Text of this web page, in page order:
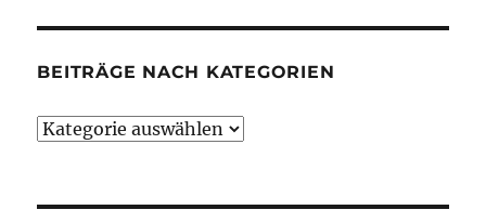
BEITRÄGE NACH KATEGORIEN
Beiträge